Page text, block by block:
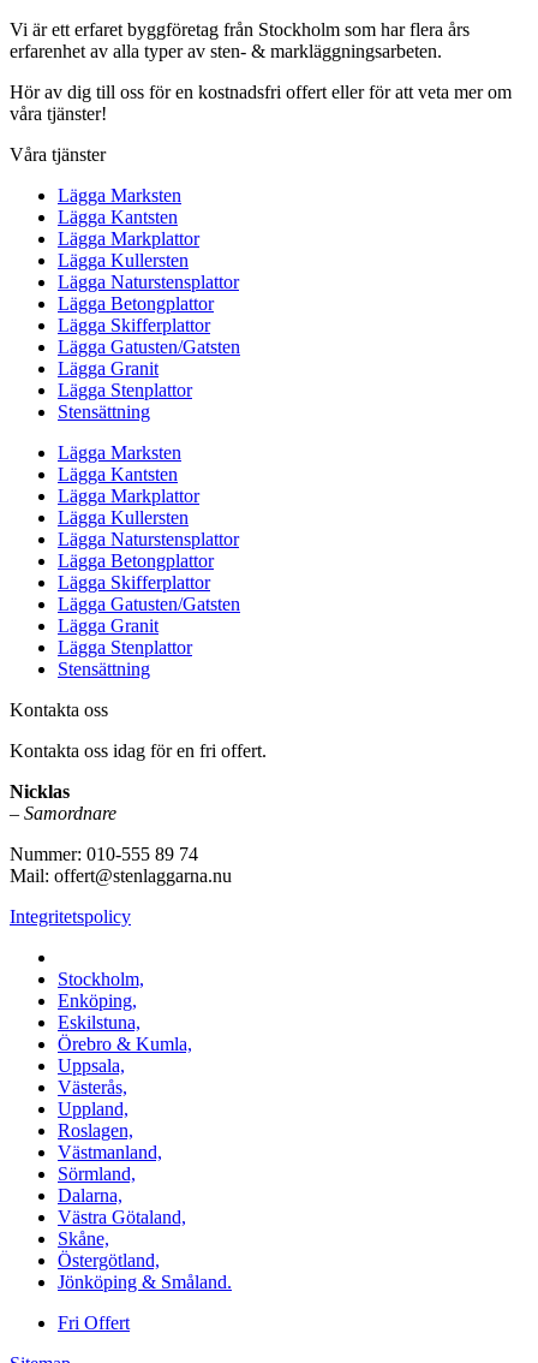
Vi är ett erfaret byggföretag från Stockholm som har flera års
erfarenhet av alla typer av sten- & markläggningsarbeten.
Hör av dig till oss för en kostnadsfri offert eller för att veta mer om
våra tjänster!
Våra tjänster
Lägga Marksten
Lägga Kantsten
Lägga Markplattor
Lägga Kullersten
Lägga Naturstensplattor
Lägga Betongplattor
Lägga Skifferplattor
Lägga Gatusten/Gatsten
Lägga Granit
Lägga Stenplattor
Stensättning
Lägga Marksten
Lägga Kantsten
Lägga Markplattor
Lägga Kullersten
Lägga Naturstensplattor
Lägga Betongplattor
Lägga Skifferplattor
Lägga Gatusten/Gatsten
Lägga Granit
Lägga Stenplattor
Stensättning
Kontakta oss
Kontakta oss idag för en fri offert.
Nicklas
– Samordnare
Nummer: 010-555 89 74
Mail: offert@stenlaggarna.nu
Integritetspolicy
Stockholm,
Enköping,
Eskilstuna,
Örebro & Kumla,
Uppsala,
Västerås,
Uppland,
Roslagen,
Västmanland,
Sörmland,
Dalarna,
Västra Götaland,
Skåne,
Östergötland,
Jönköping & Småland.
Fri Offert